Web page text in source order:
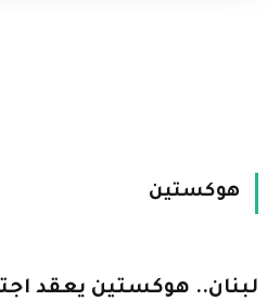
هوكستين
لبنان.. هوكستين يعقد